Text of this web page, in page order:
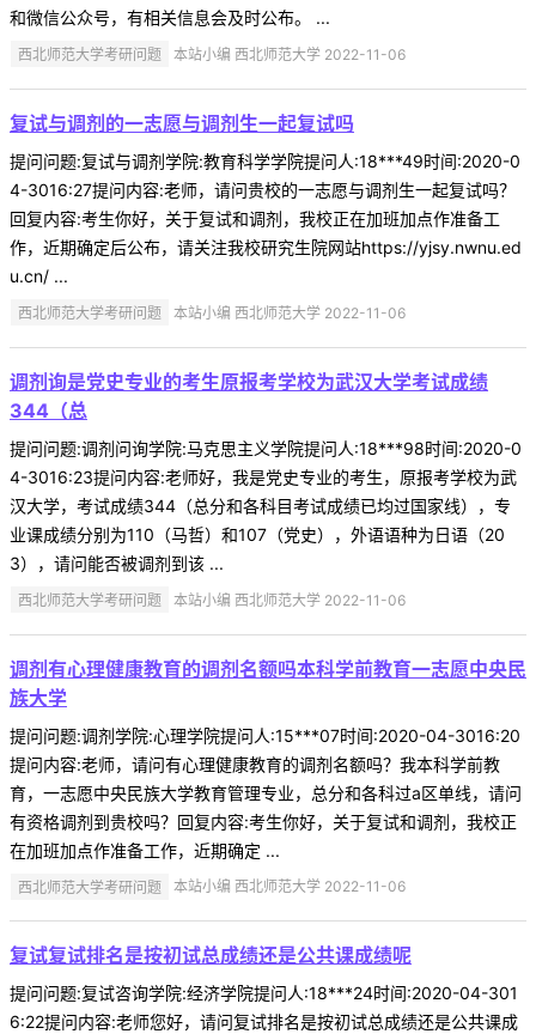
和微信公众号，有相关信息会及时公布。 ...
西北师范大学考研问题 本站小编 西北师范大学 2022-11-06
复试与调剂的一志愿与调剂生一起复试吗
提问问题:复试与调剂学院:教育科学学院提问人:18***49时间:2020-0
4-3016:27提问内容:老师，请问贵校的一志愿与调剂生一起复试吗？
回复内容:考生你好，关于复试和调剂，我校正在加班加点作准备工
作，近期确定后公布，请关注我校研究生院网站https://yjsy.nwnu.ed
u.cn/ ...
西北师范大学考研问题 本站小编 西北师范大学 2022-11-06
调剂询是党史专业的考生原报考学校为武汉大学考试成绩
344（总
提问问题:调剂问询学院:马克思主义学院提问人:18***98时间:2020-0
4-3016:23提问内容:老师好，我是党史专业的考生，原报考学校为武
汉大学，考试成绩344（总分和各科目考试成绩已均过国家线），专
业课成绩分别为110（马哲）和107（党史），外语语种为日语（20
3），请问能否被调剂到该 ...
西北师范大学考研问题 本站小编 西北师范大学 2022-11-06
调剂有心理健康教育的调剂名额吗本科学前教育一志愿中央民
族大学
提问问题:调剂学院:心理学院提问人:15***07时间:2020-04-3016:20
提问内容:老师，请问有心理健康教育的调剂名额吗？我本科学前教
育，一志愿中央民族大学教育管理专业，总分和各科过a区单线，请问
有资格调剂到贵校吗？回复内容:考生你好，关于复试和调剂，我校正
在加班加点作准备工作，近期确定 ...
西北师范大学考研问题 本站小编 西北师范大学 2022-11-06
复试复试排名是按初试总成绩还是公共课成绩呢
提问问题:复试咨询学院:经济学院提问人:18***24时间:2020-04-301
6:22提问内容:老师您好，请问复试排名是按初试总成绩还是公共课成